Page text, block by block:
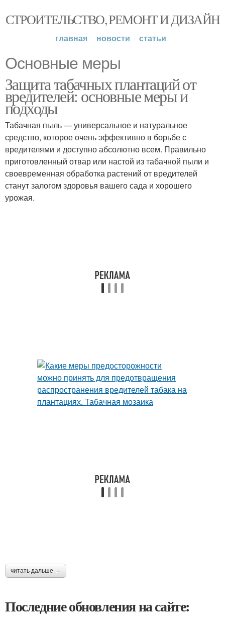
СТРОИТЕЛЬСТВО, РЕМОНТ И ДИЗАЙН
главная новости статьи
Основные меры
Защита табачных плантаций от
вредителей: основные меры и
подходы
Табачная пыль — универсальное и натуральное
средство, которое очень эффективно в борьбе с
вредителями и доступно абсолютно всем. Правильно
приготовленный отвар или настой из табачной пыли и
своевременная обработка растений от вредителей
станут залогом здоровья вашего сада и хорошего
урожая.
читать дальше →
Последние обновления на сайте: